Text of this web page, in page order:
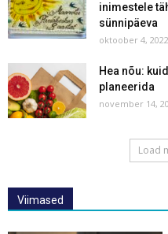
inimestele
sünnipäeva
oktoober 4, 2022
Hea nõu:
planeerida
november 14,
Load
Viimased